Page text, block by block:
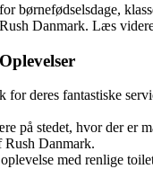
børnefødselsdage,
Danmark. Læs
deres fantastiske
på stedet, hvor der er
Rush Danmark.
med renlige